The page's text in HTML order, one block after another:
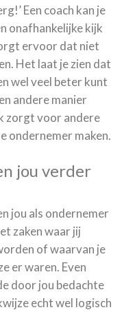
Een coach kan je
onafhankelijke kijk
ervoor dat niet
Het laat je zien dat
wel veel beter kunt
andere manier
zorgt voor andere
ondernemer maken.
jou verder
jou als ondernemer
zaken waar jij
of waarvan je
er waren. Even
door jou bedachte
echt wel logisch